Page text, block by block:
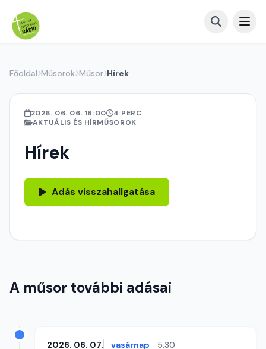
Főoldal Műsorok Műsor Hírek
2026. 06. 06. 18:00
4 PERC
AKTUÁLIS ÉS HÍRMŰSOROK
Hírek
Adás visszahallgatása
A műsor további adásai
2026. 06. 07. vasárnap 5:30